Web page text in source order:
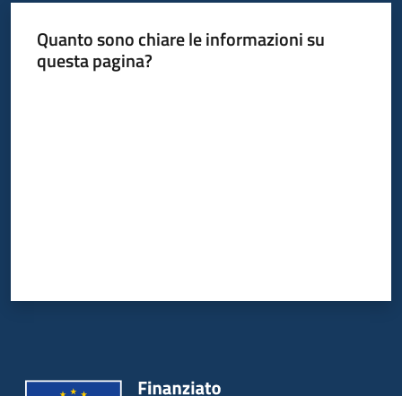
Quanto sono chiare le informazioni su
questa pagina?